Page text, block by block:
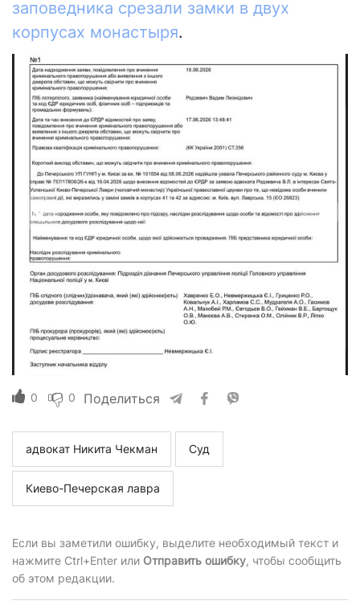
заповедника срезали замки в двух
корпусах монастыря.
0 0 Поделиться
адвокат Никита Чекман Суд
Киево-Печерская лавра
Если вы заметили ошибку, выделите необходимый текст и
нажмите Ctrl+Enter или Отправить ошибку, чтобы сообщить
об этом редакции.